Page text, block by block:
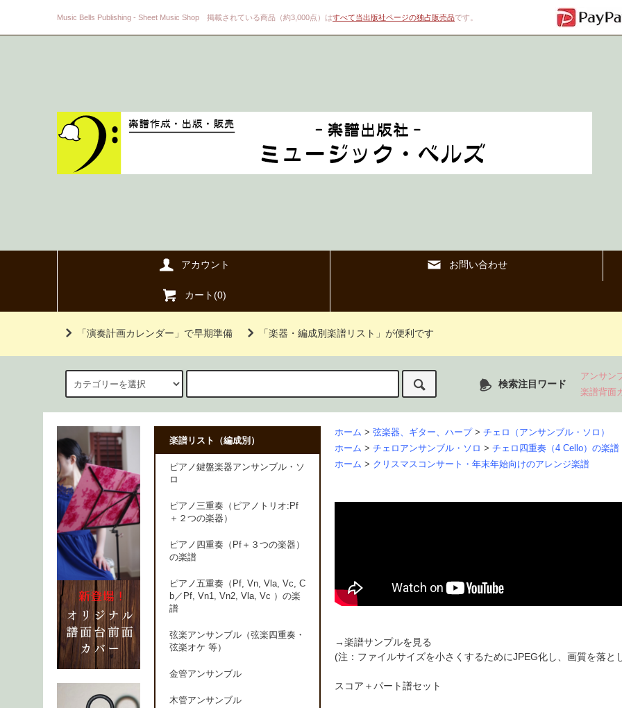
Music Bells Publishing - Sheet Music Shop 掲載されている商品（約3,000点）はすべて当出版社ページの独占販売品です。
アカウント お問い合わせ
カート(0)
「演奏計画カレンダー」で早期準備 「楽器・編成別楽譜リスト」が便利です
検索注目ワード
アンサン
楽譜背面
ホーム > 弦楽器、ギター、ハープ > チェロ（アンサンブル・ソロ）
ホーム > チェロアンサンブル・ソロ > チェロ四重奏（4 Cello）の楽譜
ホーム > クリスマスコンサート・年末年始向けのアレンジ楽譜
→楽譜サンプルを見る
(注：ファイルサイズを小さくするためにJPEG化し、画質を落と
スコア＋パート譜セット
楽譜リスト（編成別）
ピアノ鍵盤楽器アンサンブル・ソ
ロ
ピアノ三重奏（ピアノトリオ:Pf
＋２つの楽器）
ピアノ四重奏（Pf＋３つの楽器）
の楽譜
ピアノ五重奏（Pf, Vn, Vla, Vc, C
b／Pf, Vn1, Vn2, Vla, Vc ）の楽
譜
弦楽アンサンブル（弦楽四重奏・
弦楽オケ 等）
金管アンサンブル
木管アンサンブル